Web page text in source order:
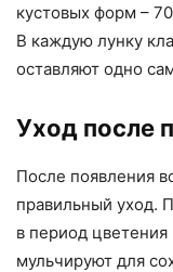
кустовых форм –
В каждую лунку
оставляют одно
Уход после
После появления
правильный уход.
в период
мульчируют для